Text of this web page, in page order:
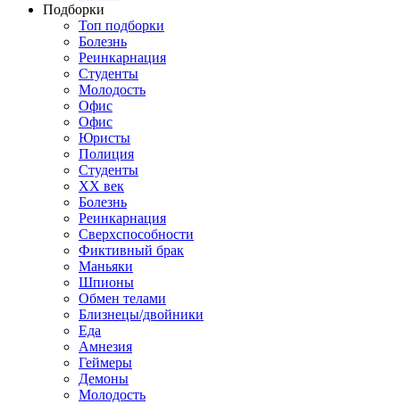
Подборки
Топ подборки
Болезнь
Реинкарнация
Студенты
Молодость
Офис
Офис
Юристы
Полиция
Студенты
ХХ век
Болезнь
Реинкарнация
Сверхспособности
Фиктивный брак
Маньяки
Шпионы
Обмен телами
Близнецы/двойники
Еда
Амнезия
Геймеры
Демоны
Молодость